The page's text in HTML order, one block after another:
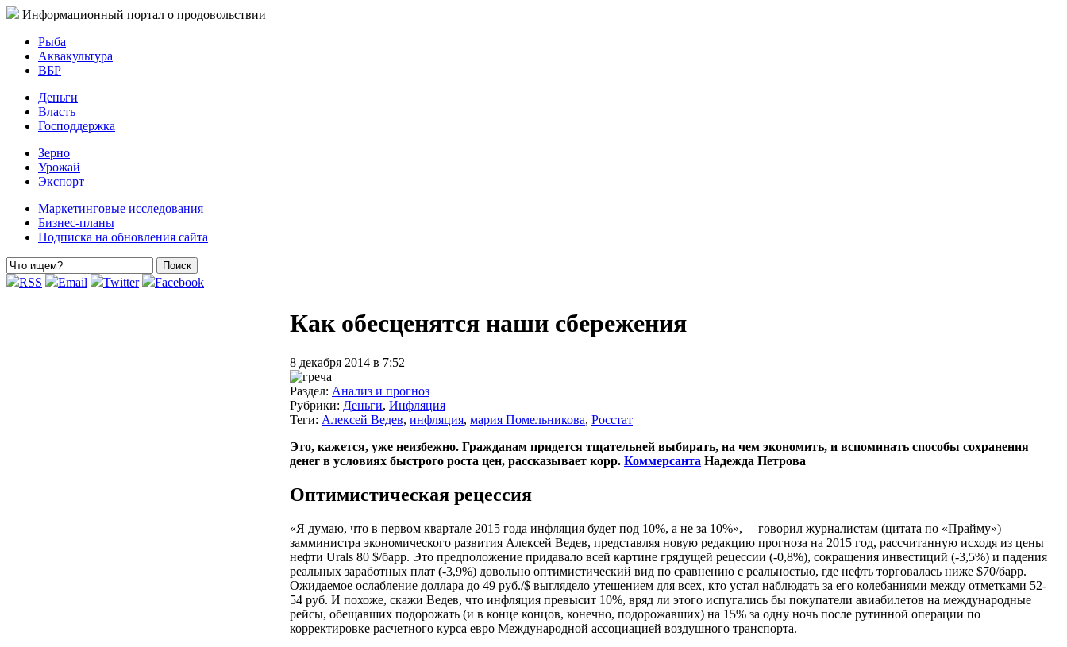
Информационный портал о продовольствии
Рыба
Аквакультура
ВБР
Деньги
Власть
Господдержка
Зерно
Урожай
Экспорт
Маркетинговые исследования
Бизнес-планы
Подписка на обновления сайта
RSS Email Twitter Facebook
Как обесценятся наши сбережения
8 декабря 2014 в 7:52
Раздел: Анализ и прогноз
Рубрики: Деньги, Инфляция
Теги: Алексей Ведев, инфляция, мария Помельникова, Росстат
Это, кажется, уже неизбежно. Гражданам придется тщательней выбирать, на чем экономить, и вспоминать способы сохранения
денег в условиях быстрого роста цен, рассказывает корр. Коммерсанта Надежда Петрова
Оптимистическая рецессия
«Я думаю, что в первом квартале 2015 года инфляция будет под 10%, а не за 10%»,— говорил журналистам (цитата по «Прайму»)
замминистра экономического развития Алексей Ведев, представляя новую редакцию прогноза на 2015 год, рассчитанную исходя из цены
нефти Urals 80 $/барр. Это предположение придавало всей картине грядущей рецессии (-0,8%), сокращения инвестиций (-3,5%) и падения
реальных заработных плат (-3,9%) довольно оптимистический вид по сравнению с реальностью, где нефть торговалась ниже $70/барр.
Ожидаемое ослабление доллара до 49 руб./$ выглядело утешением для всех, кто устал наблюдать за его колебаниями между отметками 52-
54 руб. И похоже, скажи Ведев, что инфляция превысит 10%, вряд ли этого испугались бы покупатели авиабилетов на международные
рейсы, обещавших подорожать (и в конце концов, конечно, подорожавших) на 15% за одну ночь после рутинной операции по
корректировке расчетного курса евро Международной ассоциацией воздушного транспорта.